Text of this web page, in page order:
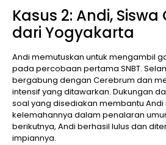
Kasus 2: Andi,
dari Yogyakarta
Andi memutuskan untuk mengambil
pada percobaan pertama SNBT.
bergabung dengan Cerebrum dan
intensif yang ditawarkan. Dukungan
soal yang disediakan membantu
kelemahannya dalam penalaran
berikutnya, Andi berhasil lulus dan
impiannya.